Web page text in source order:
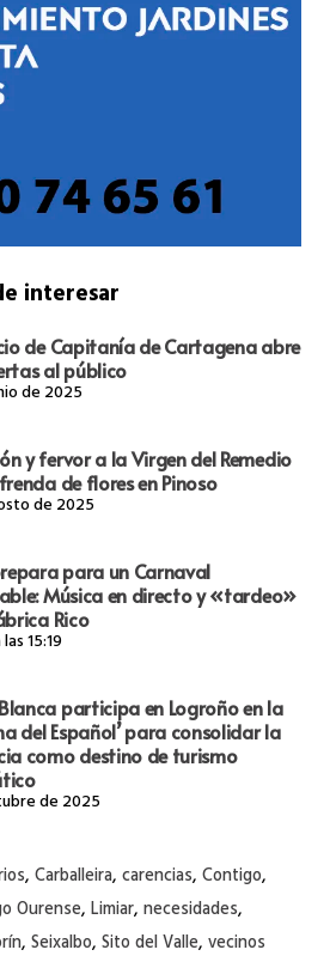
interesar
de Capitanía de Cartagena abre
al público
de 2025
y fervor a la Virgen del Remedio
de flores en Pinoso
de 2025
para un Carnaval
Música en directo y «tardeo»
Rico
15:19
participa en Logroño en la
del Español’ para consolidar la
como destino de turismo
de 2025
,Carballeira,carencias,Contigo,
Ourense,Limiar,necesidades,
,Seixalbo,Sito del Valle,vecinos